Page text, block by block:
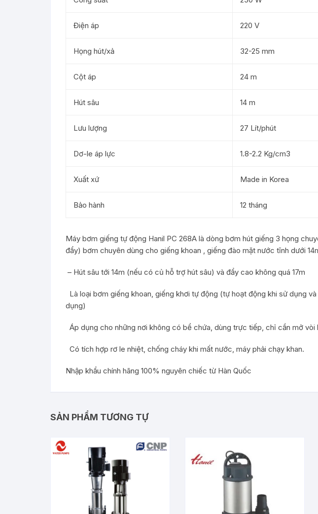
Điện áp 220 V
Họng hút/xả 32-25 mm
Cột áp 24 m
Hút sâu 14 m
Lưu lượng 27 Lít/phút
Dơ-le áp lực 1.8-2.2 Kg/cm3
Xuất xứ Made in Korea
Bảo hành 12 tháng
Máy bơm giếng tự động Hanil PC 268A là dòng bơm hút giếng 3 họng
đẩy) bơm chuyên dùng cho giếng khoan , giếng đào mặt nước tĩnh dưới
– Hút sâu tới 14m (nếu có củ hỗ trợ hút sâu) và đẩy cao không quá 17m
Là loại bơm giếng khoan, giếng khơi tự động (tự hoạt động khi sử dụng
dụng)
Áp dụng cho những nơi không có bể chứa, dùng trực tiếp, chỉ cần mở vòi
Có tích hợp rơ le nhiệt, chống cháy khi mất nước, máy phải chạy khan.
Nhập khẩu chính hãng 100% nguyên chiếc từ Hàn Quốc
SẢN PHẨM TƯƠNG TỰ